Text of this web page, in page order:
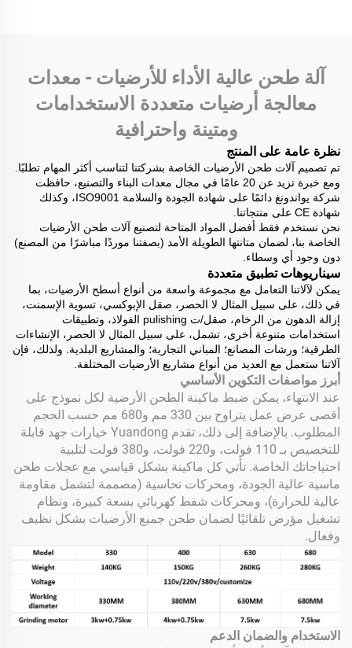
آلة طحن عالية الأداء للأرضيات - معدات
معالجة أرضيات متعددة الاستخدامات
ومتينة واحترافية
نظرة عامة على المنتج
تم تصميم آلات طحن الأرضيات الخاصة بشركتنا لتناسب أكثر المهام تطلبًا.
ومع خبرة تزيد عن 20 عامًا في مجال معدات البناء والتصنيع، حافظت
شركة يواندونغ دائمًا على شهادة الجودة والسلامة ISO9001، وكذلك
شهادة CE على منتجاتنا.
نحن نستخدم فقط أفضل المواد المتاحة لتصنيع آلات طحن الأرضيات
الخاصة بنا، لضمان متانتها الطويلة الأمد (بصفتنا موردًا مباشرًا من المصنع)
دون وجود أي وسطاء.
سيناريوهات تطبيق متعددة
يمكن لآلاتنا التعامل مع مجموعة واسعة من أنواع أسطح الأرضيات، بما
في ذلك، على سبيل المثال لا الحصر، صقل الإبوكسي، تسوية الإسمنت،
إزالة الدهون من الرخام، صقل/ت pulishing الفولاذ، وتطبيقات
استخدامات متنوعة أخرى، تشمل، على سبيل المثال لا الحصر، الإنشاءات
الطرقية؛ ورشات المصانع؛ المباني التجارية؛ والمشاريع البلدية. ولذلك، فإن
آلاتنا ستعمل مع العديد من أنواع مشاريع الأرضيات المختلفة.
أبرز مواصفات التكوين الأساسي
عند الانتهاء، يمكن ضبط ماكينة الطحن الأرضية لكل نموذج على
أقصى عرض عمل يتراوح بين 330 مم و680 مم حسب الحجم
المطلوب. بالإضافة إلى ذلك، تقدم Yuandong خيارات جهد قابلة
للتخصيص بـ 110 فولت، و220 فولت، و380 فولت لتلبية
احتياجاتك الخاصة. تأتي كل ماكينة بشكل قياسي مع عجلات طحن
ماسية عالية الجودة، ومحركات نحاسية (مصممة لتشمل مقاومة
عالية للحرارة)، ومحركات شفط كهربائي بسعة كبيرة، ونظام
تشغيل مؤرض تلقائيًا لضمان طحن جميع الأرضيات بشكل نظيف
وفعال.
الاستخدام والضمان الدعم